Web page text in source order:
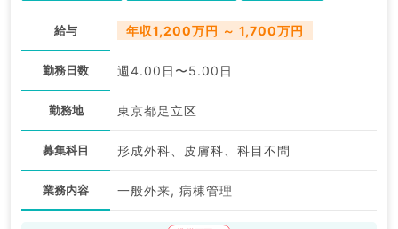
給与 年収1,200万円 ～ 1,700万円
勤務日数 週4.00日〜5.00日
勤務地 東京都足立区
募集科目 形成外科、皮膚科、科目不問
業務内容 一般外来, 病棟管理